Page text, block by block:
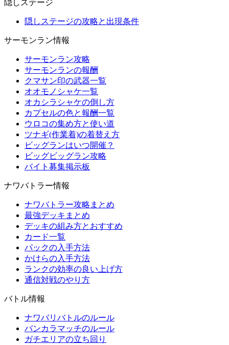
隠しステージ
隠しステージの攻略と出現条件
サーモンラン情報
サーモンラン攻略
サーモンランの報酬
クマサン印の武器一覧
オオモノシャケ一覧
オカシラシャケの倒し方
カプセルの色と報酬一覧
ウロコの集め方と使い道
ツナギ(作業着)の着替え方
ビッグランはいつ開催？
ビッグビッグラン攻略
バイト募集掲示板
ナワバトラー情報
ナワバトラー攻略まとめ
最強デッキまとめ
デッキの組み方とおすすめ
カード一覧
パックの入手方法
かけらの入手方法
ランクの効率の良い上げ方
通信対戦のやり方
バトル情報
ナワバリバトルのルール
バンカラマッチのルール
ガチエリアの立ち回り